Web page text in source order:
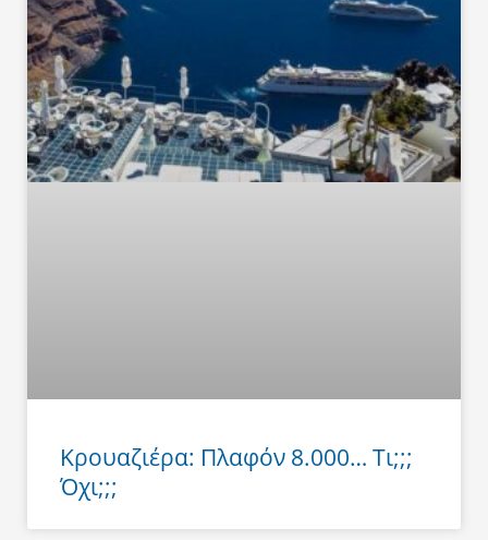
Κρουαζιέρα: Πλαφόν 8.000… Τι;;;
Όχι;;;